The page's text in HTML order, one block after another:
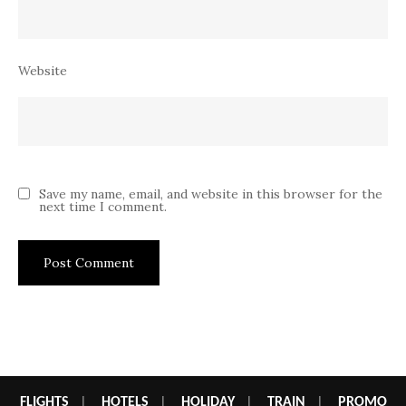
Website
Save my name, email, and website in this browser for the
next time I comment.
FLIGHTS HOTELS HOLIDAY| TRAIN PROMO